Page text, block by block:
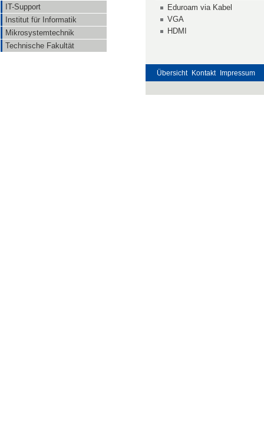
IT-Support
Institut für Informatik
Mikrosystemtechnik
Technische Fakultät
Eduroam via Kabel
VGA
HDMI
Übersicht Kontakt Impressum